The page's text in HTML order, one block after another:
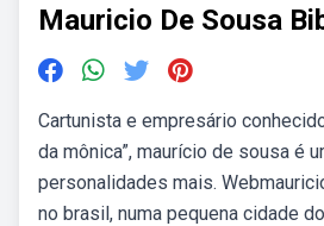
Mauricio De Sousa
Cartunista e empresário
da mônica”, maurício de sousa é
personalidades mais.
no brasil, numa pequena cidade